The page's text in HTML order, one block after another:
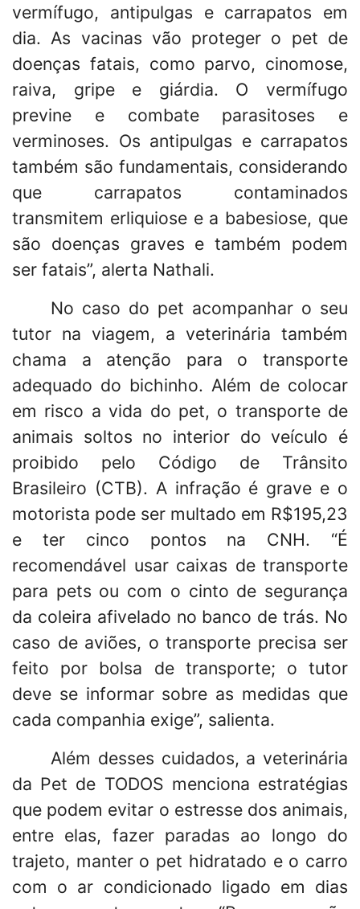
vermífugo, antipulgas e carrapatos em
dia. As vacinas vão proteger o pet de
doenças fatais, como parvo, cinomose,
raiva, gripe e giárdia. O vermífugo
previne e combate parasitoses e
verminoses. Os antipulgas e carrapatos
também são fundamentais, considerando
que carrapatos contaminados
transmitem erliquiose e a babesiose, que
são doenças graves e também podem
ser fatais”, alerta Nathali.
No caso do pet acompanhar o seu
tutor na viagem, a veterinária também
chama a atenção para o transporte
adequado do bichinho. Além de colocar
em risco a vida do pet, o transporte de
animais soltos no interior do veículo é
proibido pelo Código de Trânsito
Brasileiro (CTB). A infração é grave e o
motorista pode ser multado em R$195,23
e ter cinco pontos na CNH. “É
recomendável usar caixas de transporte
para pets ou com o cinto de segurança
da coleira afivelado no banco de trás. No
caso de aviões, o transporte precisa ser
feito por bolsa de transporte; o tutor
deve se informar sobre as medidas que
cada companhia exige”, salienta.
Além desses cuidados, a veterinária
da Pet de TODOS menciona estratégias
que podem evitar o estresse dos animais,
entre elas, fazer paradas ao longo do
trajeto, manter o pet hidratado e o carro
com o ar condicionado ligado em dias